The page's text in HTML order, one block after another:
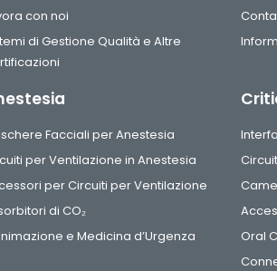
con noi
di Gestione Qualità e Altre
Facciali per Anestesia
per Ventilazione in Anestesia
per Circuiti per Ventilazione
di CO₂
e Medicina d’Urgenza
Oral